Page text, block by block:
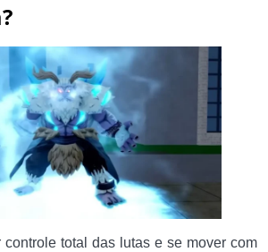
total das lutas e se mover com